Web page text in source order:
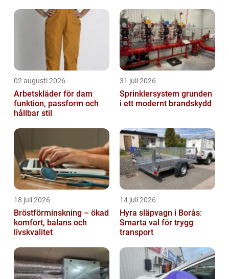
bygga upp ekonomisk trygghet för
framtiden...
02 augusti 2026
Arbetskläder för dam
funktion, passform och
hållbar stil
31 juli 2026
Sprinklersystem grunden
i ett modernt brandskydd
18 juli 2026
Bröstförminskning – ökad
komfort, balans och
livskvalitet
14 juli 2026
Hyra släpvagn i Borås:
Smarta val för trygg
transport